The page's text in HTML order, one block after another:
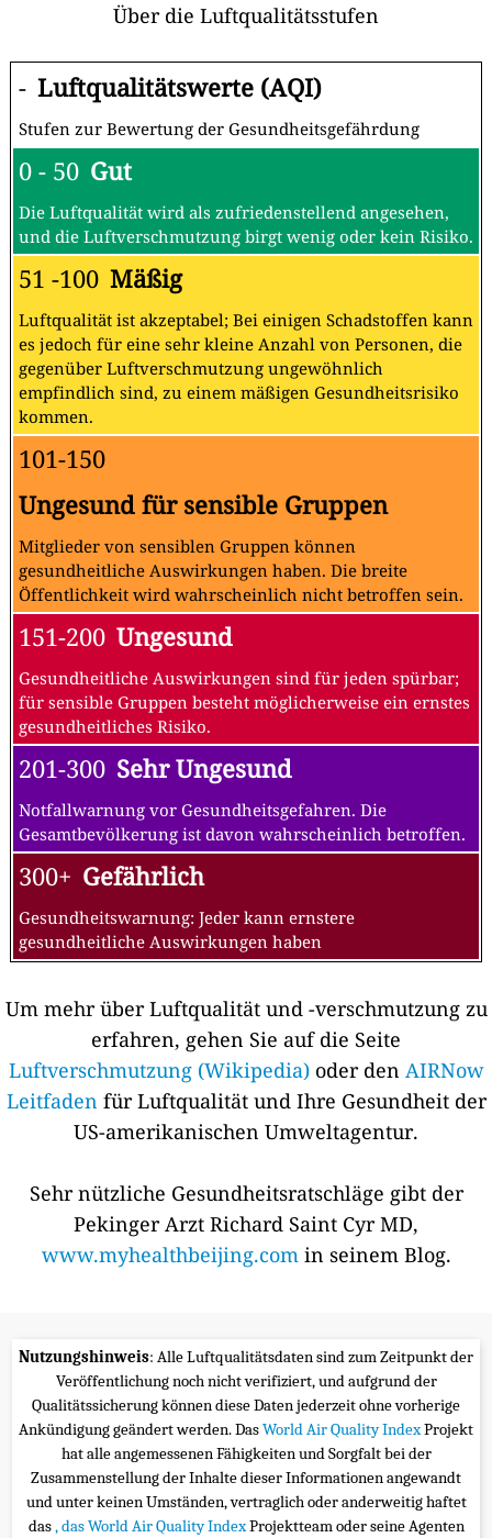
Über die Luftqualitätsstufen
- Luftqualitätswerte (AQI)
Stufen zur Bewertung der Gesundheitsgefährdung
0 - 50 Gut
Die Luftqualität wird als zufriedenstellend angesehen,
und die Luftverschmutzung birgt wenig oder kein Risiko.
51 -100 Mäßig
Luftqualität ist akzeptabel; Bei einigen Schadstoffen kann
es jedoch für eine sehr kleine Anzahl von Personen, die
gegenüber Luftverschmutzung ungewöhnlich
empfindlich sind, zu einem mäßigen Gesundheitsrisiko
kommen.
101-150
Ungesund für sensible Gruppen
Mitglieder von sensiblen Gruppen können
gesundheitliche Auswirkungen haben. Die breite
Öffentlichkeit wird wahrscheinlich nicht betroffen sein.
151-200 Ungesund
Gesundheitliche Auswirkungen sind für jeden spürbar;
für sensible Gruppen besteht möglicherweise ein ernstes
gesundheitliches Risiko.
201-300 Sehr Ungesund
Notfallwarnung vor Gesundheitsgefahren. Die
Gesamtbevölkerung ist davon wahrscheinlich betroffen.
300+ Gefährlich
Gesundheitswarnung: Jeder kann ernstere
gesundheitliche Auswirkungen haben
Um mehr über Luftqualität und -verschmutzung zu
erfahren, gehen Sie auf die Seite
Luftverschmutzung (Wikipedia)oder den AIRNow
Leitfaden für Luftqualität und Ihre Gesundheit der
US-amerikanischen Umweltagentur.
Sehr nützliche Gesundheitsratschläge gibt der
Pekinger Arzt Richard Saint Cyr MD,
www.myhealthbeijing.comin seinem Blog.
Nutzungshinweis: Alle Luftqualitätsdaten sind zum Zeitpunkt der
Veröffentlichung noch nicht verifiziert, und aufgrund der
Qualitätssicherung können diese Daten jederzeit ohne vorherige
Ankündigung geändert werden. DasWorld Air Quality IndexProjekt
hat alle angemessenen Fähigkeiten und Sorgfalt bei der
Zusammenstellung der Inhalte dieser Informationen angewandt
und unter keinen Umständen, vertraglich oder anderweitig haftet
das, das World Air Quality IndexProjektteam oder seine Agenten